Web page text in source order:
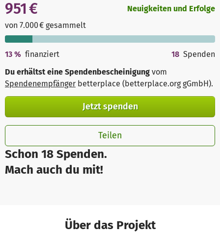
Schon 18 Spenden.
Mach auch du mit!
951 €
von 7.000 € gesammelt
Neuigkeiten und Erfolge
13 % finanziert 18 Spenden
Du erhältst eine Spendenbescheinigung vom
Spendenempfänger betterplace (betterplace.org gGmbH).
Jetzt spenden
Teilen
Über das Projekt